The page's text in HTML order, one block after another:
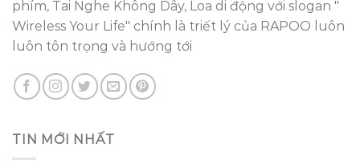
phím, Tai Nghe Không Dây, Loa di động với slogan "
Wireless Your Life" chính là triết lý của RAPOO luôn
luôn tôn trọng và hướng tới
TIN MỚI NHẤT